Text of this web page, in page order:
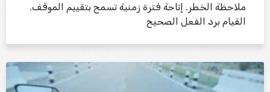
ملاحظة الخطر. إتاحة فترة زمنية تسمح بتقييم الموقف.
القيام برد الفعل الصحيح